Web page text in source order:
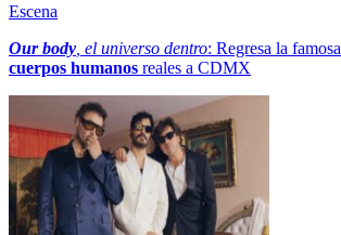
Escena
Our body , el universo dentro: Regresa la famosa
cuerpos humanos reales a CDMX